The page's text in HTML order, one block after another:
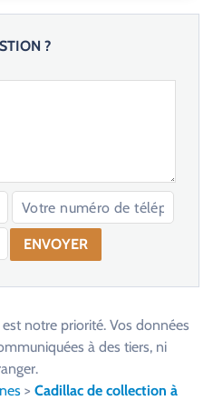
?
notre priorité. Vos données
à des tiers, ni
> Cadillac de collection à